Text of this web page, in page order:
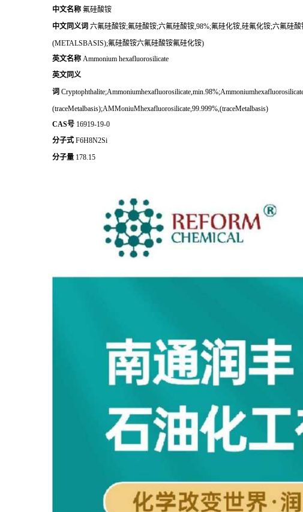
中文名称 氟硅酸铵
中文同义词 六氟硅酸铵;氟硅酸铵;六氟硅酸铵,98%;氟硅化铵,硅氟化铵;六氟硅酸
(METALSBASIS);氟硅酸铵六氟硅酸铵氟硅化铵)
英文名称 Ammonium hexafluorosilicate
英文同义
词
(traceMetalbasis);AMMoniuMhexafluorosilicate,99.999%,(traceMetalbasis)
CAS号 16919-19-0
分子式 F6H8N2Si
分子量 178.15